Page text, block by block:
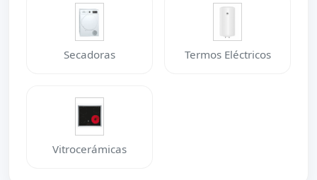
Secadoras Termos Eléctricos
Vitrocerámicas